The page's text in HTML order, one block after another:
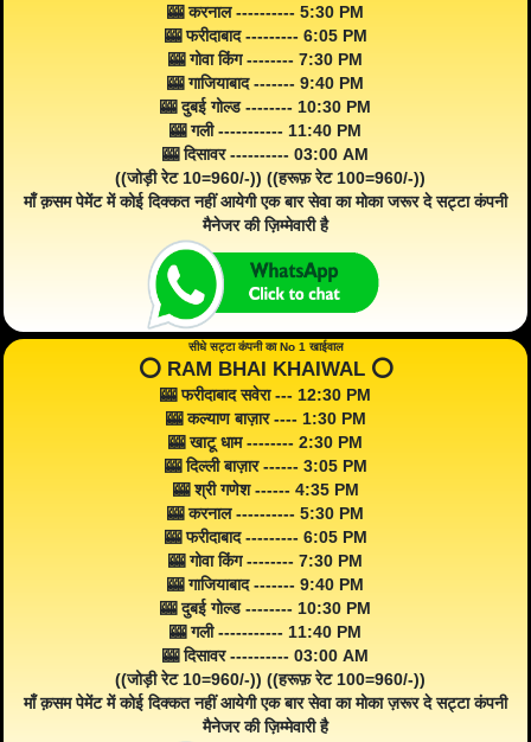
🎰 करनाल ---------- 5:30 PM
🎰 फरीदाबाद --------- 6:05 PM
🎰 गोवा किंग -------- 7:30 PM
🎰 गाजियाबाद ------- 9:40 PM
🎰 दुबई गोल्ड -------- 10:30 PM
🎰 गली ----------- 11:40 PM
🎰 दिसावर ---------- 03:00 AM
((जोड़ी रेट 10=960/-)) ((हरूफ़ रेट 100=960/-))
माँ क़सम पेमेंट में कोई दिक्कत नहीं आयेगी एक बार सेवा का मोका जरूर दे सट्टा कंपनी
मैनेजर की ज़िम्मेवारी है
सीधे सट्टा कंपनी का No 1 खाईवाल
⭕️ RAM BHAI KHAIWAL ⭕️
🎰 फरीदाबाद सवेरा --- 12:30 PM
🎰 कल्याण बाज़ार ---- 1:30 PM
🎰 खाटू धाम -------- 2:30 PM
🎰 दिल्ली बाज़ार ------ 3:05 PM
🎰 श्री गणेश ------ 4:35 PM
🎰 करनाल ---------- 5:30 PM
🎰 फरीदाबाद --------- 6:05 PM
🎰 गोवा किंग -------- 7:30 PM
🎰 गाजियाबाद ------- 9:40 PM
🎰 दुबई गोल्ड -------- 10:30 PM
🎰 गली ----------- 11:40 PM
🎰 दिसावर ---------- 03:00 AM
((जोड़ी रेट 10=960/-)) ((हरूफ़ रेट 100=960/-))
माँ क़सम पेमेंट में कोई दिक्कत नहीं आयेगी एक बार सेवा का मोका ज़रूर दे सट्टा कंपनी
मैनेजर की ज़िम्मेवारी है